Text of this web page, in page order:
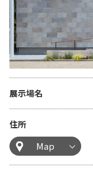
展示場名
住所
Map